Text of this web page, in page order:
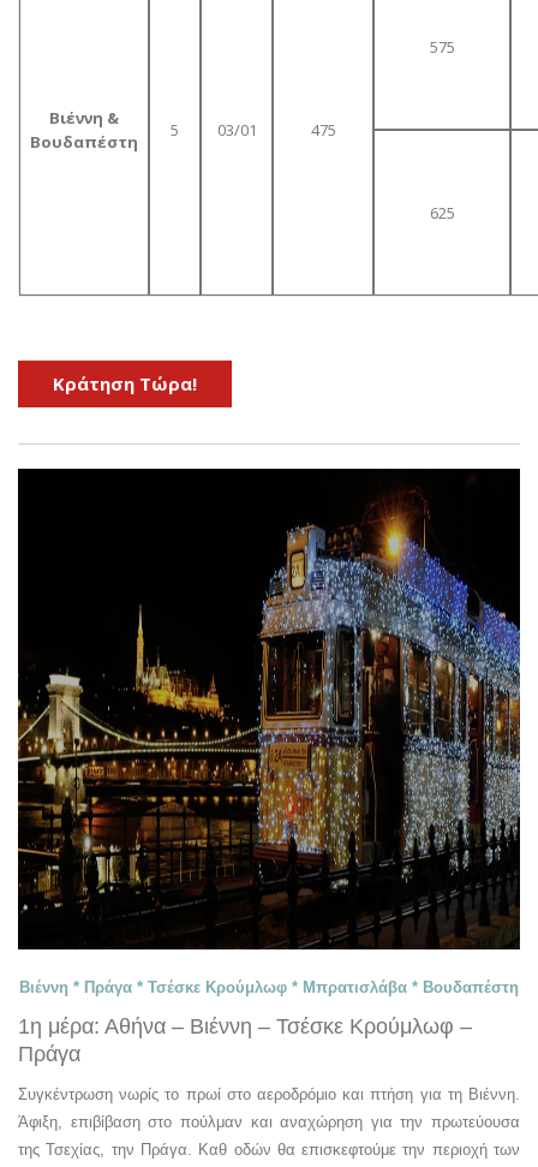
Βιέννη &
Βουδαπέστη
5 03/01 475
575
625
Kράτηση Τώρα!
Βιέννη * Πράγα * Τσέσκε Κρούμλωφ * Μπρατισλάβα * Βουδαπέστη
1η μέρα: Αθήνα – Βιέννη – Τσέσκε Κρούμλωφ –
Πράγα
Συγκέντρωση νωρίς το πρωί στο αεροδρόμιο και πτήση για τη Βιέννη.
Άφιξη, επιβίβαση στο πούλμαν και αναχώρηση για την πρωτεύουσα
της Τσεχίας, την Πράγα. Καθ οδών θα επισκεφτούμε την περιοχή των